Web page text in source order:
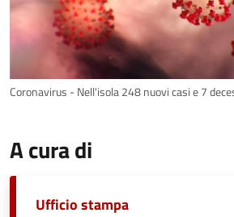
Coronavirus - Nell'isola 248 nuovi casi e 7
A cura di
Ufficio stampa